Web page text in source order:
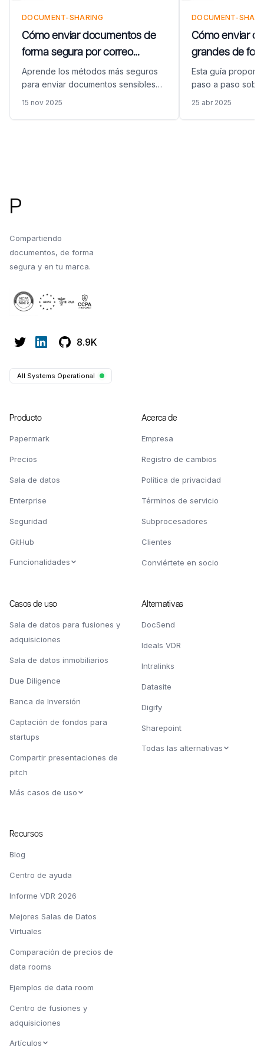
DOCUMENT-SHARING
Cómo enviar documentos de
forma segura por correo
electrónico (GUÍA COMPLETA)
Aprende los métodos más seguros
para enviar documentos sensibles
por correo electrónico. Descubre
confidencial utilizando la plataforma
15 nov 2025
DOCUMENT-
Cómo enviar
grandes de
correo
Esta guía
paso a paso
documentos
usando
25 abr 2025
P
Compartiendo
documentos, de forma
segura y en tu marca.
8.9K
All Systems Operational
Producto
Papermark
Precios
Sala de datos
Enterprise
Seguridad
GitHub
Funcionalidades
Acerca de
Empresa
Registro de cambios
Política de privacidad
Términos de servicio
Subprocesadores
Clientes
Conviértete en socio
Casos de uso
Sala de datos para fusiones y
adquisiciones
Sala de datos inmobiliarios
Due Diligence
Banca de Inversión
Captación de fondos para
startups
Compartir presentaciones de
pitch
Más casos de uso
Alternativas
DocSend
Ideals VDR
Intralinks
Datasite
Digify
Sharepoint
Todas las alternativas
Recursos
Blog
Centro de ayuda
Informe VDR 2026
Mejores Salas de Datos
Virtuales
Comparación de precios de
data rooms
Ejemplos de data room
Centro de fusiones y
adquisiciones
Artículos